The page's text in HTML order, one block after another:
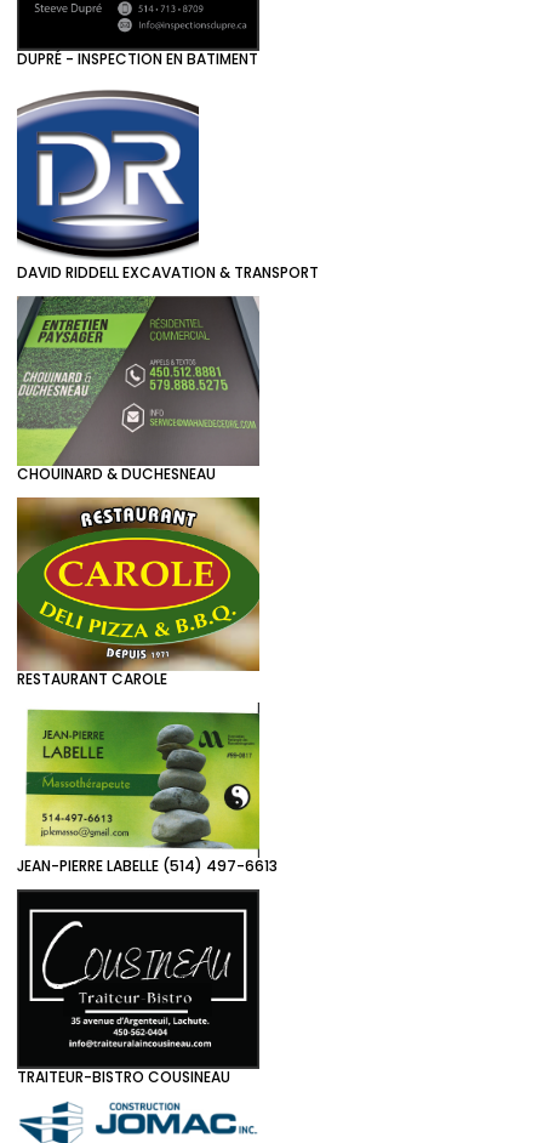
DUPRÉ - INSPECTION EN BATIMENT
DAVID RIDDELL EXCAVATION & TRANSPORT
CHOUINARD & DUCHESNEAU
RESTAURANT CAROLE
JEAN-PIERRE LABELLE (514) 497-6613
TRAITEUR-BISTRO COUSINEAU